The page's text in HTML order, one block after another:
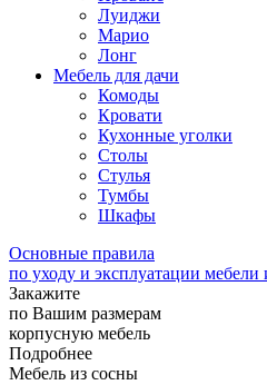
Луиджи
Марио
Лонг
Мебель для дачи
Комоды
Кровати
Кухонные уголки
Столы
Стулья
Тумбы
Шкафы
Основные правила
по уходу и эксплуатации мебели
Закажите
по Вашим размерам
корпусную мебель
Подробнее
Мебель из сосны